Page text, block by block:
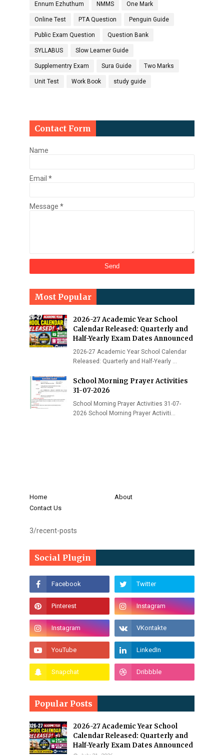
Ennum Ezhuthum NMMS One Mark
Online Test PTA Question Penguin Guide
Public Exam Question Question Bank
SYLLABUS Slow Learner Guide
Supplementry Exam Sura Guide Two Marks
Unit Test Work Book study guide
Contact Form
Name
Email *
Message *
Most Popular
2026-27 Academic Year School
Calendar Released: Quarterly and
Half-Yearly Exam Dates Announced
2026-27 Academic Year School Calendar
Released: Quarterly and Half-Yearly …
School Morning Prayer Activities
31-07-2026
School Morning Prayer Activities 31-07-
2026 School Morning Prayer Activiti…
Home
About
Contact Us
3/recent-posts
Social Plugin
Popular Posts
2026-27 Academic Year School
Calendar Released: Quarterly and
Half-Yearly Exam Dates Announced